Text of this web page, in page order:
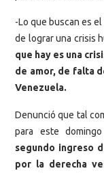
-Lo que buscan es
de lograr una crisis
que hay es una
de amor, de falta
Venezuela.
Denunció que tal
para este
segundo ingreso
por la derecha